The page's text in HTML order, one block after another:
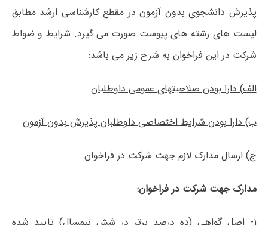
پذیرش دانشجوی بدون آزمون در مقطع کارشناسی ارشد مطابق
لیست های رشته ­های پیوست صورت می گیرد. شرایط و ضواط
شرکت در این فراخوان به شرح زیر می باشد:
الف) دارا بودن صلاحیت­های عمومی داوطلبان
ب) دارا بودن شرایط اختصاصی داوطلبان پذیرش بدون آزمون
ج) ارسال مدارک لازم جهت شرکت در فراخوان
مدارک جهت شرکت در فراخوان: